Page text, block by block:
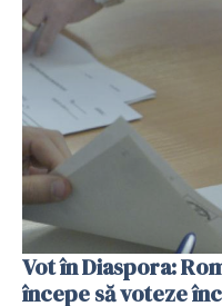
Vot în Diaspora:
începe să voteze